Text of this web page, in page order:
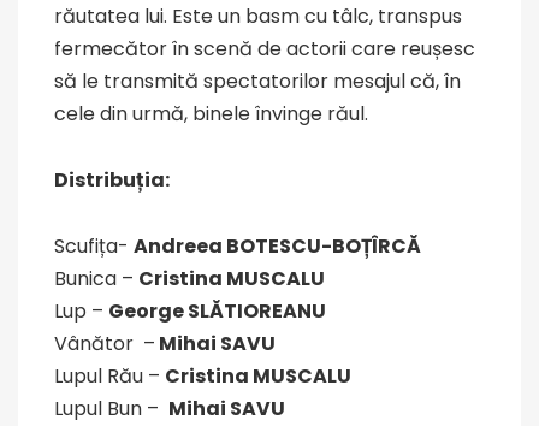
răutatea lui. Este un basm cu tâlc, transpus
fermecător în scenă de actorii care reușesc
să le transmită spectatorilor mesajul că, în
cele din urmă, binele învinge răul.
Distribuția:
Scufița- Andreea BOTESCU-BOȚÎRCĂ
Bunica – Cristina MUSCALU
Lup – George SLĂTIOREANU
Vânător – Mihai SAVU
Lupul Rău – Cristina MUSCALU
Lupul Bun – Mihai SAVU